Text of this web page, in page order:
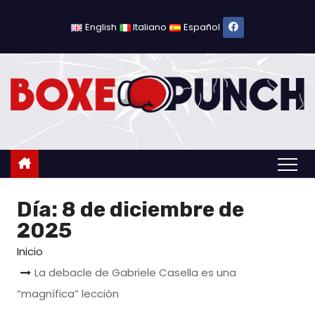
l
English Italiano Español
Día: 8 de diciembre de
2025
Inicio
La debacle de Gabriele Casella es una
“magnífica” lección